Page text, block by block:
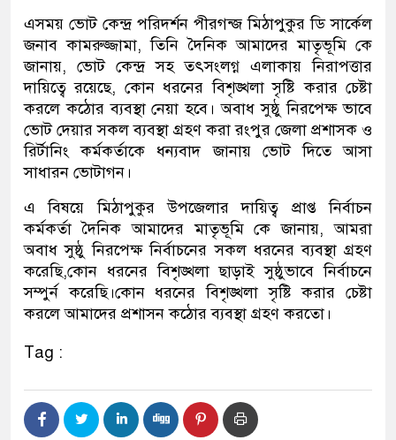
এসময় ভোট কেন্দ্র পরিদর্শন পীরগন্জ মিঠাপুকুর ডি সার্কেল
জনাব কামরুজ্জামা, তিনি দৈনিক আমাদের মাতৃভূমি কে
জানায়, ভোট কেন্দ্র সহ তৎসংলগ্ন এলাকায় নিরাপত্তার
দায়িত্বে রয়েছে, কোন ধরনের বিশৃঙ্খলা সৃষ্টি করার চেষ্টা
করলে কঠোর ব্যবস্থা নেয়া হবে। অবাধ সুষ্ঠু নিরপেক্ষ ভাবে
ভোট দেয়ার সকল ব্যবস্থা গ্রহণ করা রংপুর জেলা প্রশাসক ও
রির্টানিং কর্মকর্তাকে ধন্যবাদ জানায় ভোট দিতে আসা
সাধারন ভোটাগন।
এ বিষয়ে মিঠাপুকুর উপজেলার দায়িত্ব প্রাপ্ত নির্বাচন
কর্মকর্তা দৈনিক আমাদের মাতৃভূমি কে জানায়, আমরা
অবাধ সুষ্ঠু নিরপেক্ষ নির্বাচনের সকল ধরনের ব্যবস্থা গ্রহণ
করেছি,কোন ধরনের বিশৃঙ্খলা ছাড়াই সুষ্ঠুভাবে নির্বাচনে
সম্পুর্ন করেছি।কোন ধরনের বিশৃঙ্খলা সৃষ্টি করার চেষ্টা
করলে আমাদের প্রশাসন কঠোর ব্যবস্থা গ্রহণ করতো।
Tag :